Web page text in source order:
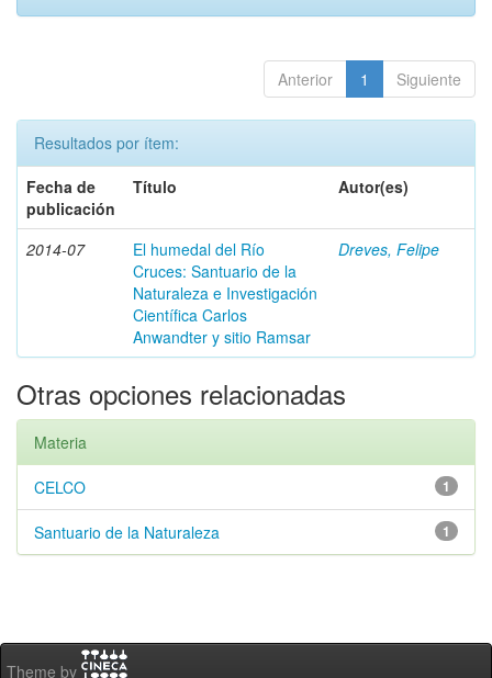
Anterior 1 Siguiente
Resultados por ítem:
Fecha de
publicación
Título Autor(es)
2014-07
El humedal del Río
Cruces: Santuario de la
Naturaleza e Investigación
Científica Carlos
Anwandter y sitio Ramsar
Dreves, Felipe
Otras opciones relacionadas
Materia
1
CELCO
1
Santuario de la Naturaleza
Theme by